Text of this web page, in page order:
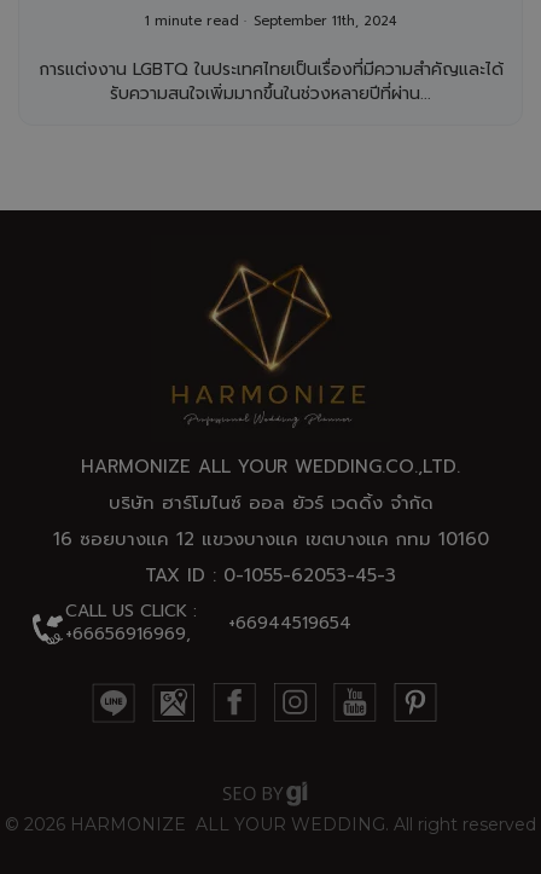
1 minute read September 11th, 2024
การแต่งงาน LGBTQ ในประเทศไทยเป็นเรื่องที่มีความสำคัญและได้
รับความสนใจเพิ่มมากขึ้นในช่วงหลายปีที่ผ่าน...
HARMONIZE ALL YOUR WEDDING.CO.,LTD.
บริษัท ฮาร์โมไนซ์ ออล ยัวร์ เวดดิ้ง จำกัด
16 ซอยบางแค 12 แขวงบางแค เขตบางแค กทม 10160
TAX ID : 0-1055-62053-45-3
CALL US CLICK :
+66656916969,
+66944519654
© 2026 HARMONIZE ALL YOUR WEDDING.​ All right reserved